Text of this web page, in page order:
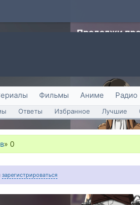
Фильмы Аниме Радио
Ответы Избранное Лучшие
» 0
зарегистрироваться